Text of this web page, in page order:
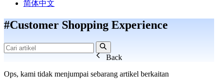
简体中文
#Customer Shopping Experience
Back
Ops, kami tidak menjumpai sebarang artikel berkaitan